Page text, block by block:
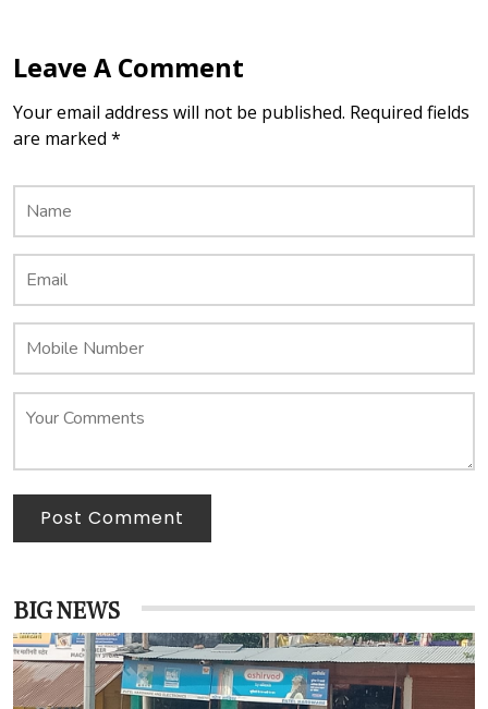
Leave A Comment
Your email address will not be published. Required fields
are marked *
Post Comment
BIG NEWS